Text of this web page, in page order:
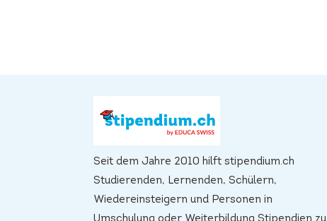
Seit dem Jahre 2010 hilft stipendium.ch
Studierenden, Lernenden, Schülern,
Wiedereinsteigern und Personen in